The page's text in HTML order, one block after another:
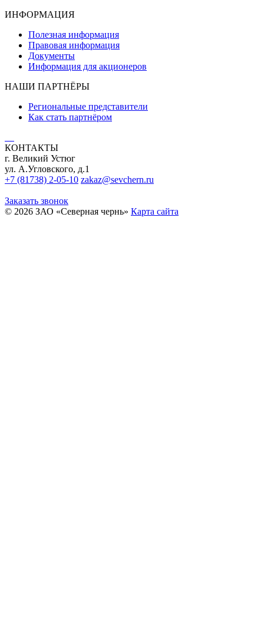
ИНФОРМАЦИЯ
Полезная информация
Правовая информация
Документы
Информация для акционеров
НАШИ ПАРТНЁРЫ
Региональные представители
Как стать партнёром
КОНТАКТЫ
г. Великий Устюг
ул. А.Угловского, д.1
+7 (81738) 2-05-10 zakaz@sevchern.ru
Заказать звонок
© 2026 ЗАО «Северная чернь» Карта сайта